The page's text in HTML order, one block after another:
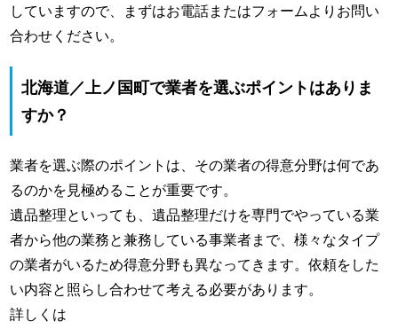
していますので、まずはお電話またはフォームよりお問い
合わせください。
北海道／上ノ国町で業者を選ぶポイントはありま
すか？
業者を選ぶ際のポイントは、その業者の得意分野は何であ
るのかを見極めることが重要です。
遺品整理といっても、遺品整理だけを専門でやっている業
者から他の業務と兼務している事業者まで、様々なタイプ
の業者がいるため得意分野も異なってきます。依頼をした
い内容と照らし合わせて考える必要があります。
詳しくは